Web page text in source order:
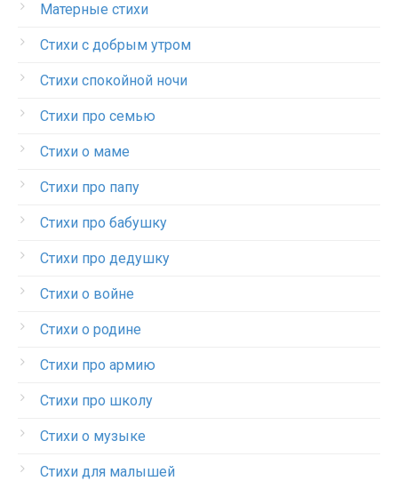
Матерные стихи
Стихи с добрым утром
Стихи спокойной ночи
Стихи про семью
Стихи о маме
Стихи про папу
Стихи про бабушку
Стихи про дедушку
Стихи о войне
Стихи о родине
Стихи про армию
Стихи про школу
Стихи о музыке
Стихи для малышей